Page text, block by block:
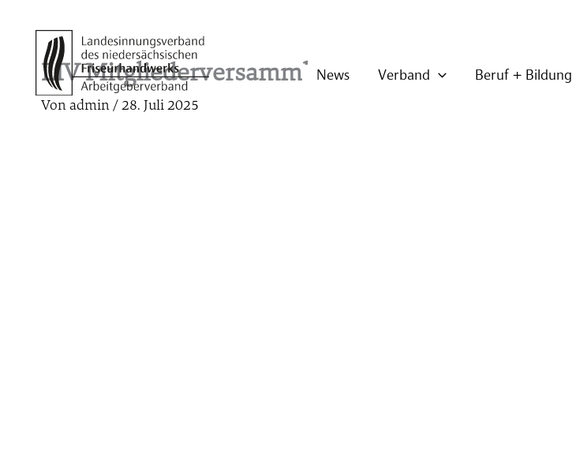
Inhalt
springen
News Verband Beruf + Bildung
LIV Mitgliederversammlung
Vonadmin/28. Juli 2025